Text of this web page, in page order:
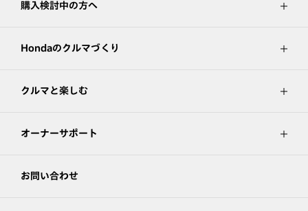
購入検討中の方へ
Hondaのクルマづくり
クルマと楽しむ
オーナーサポート
お問い合わせ